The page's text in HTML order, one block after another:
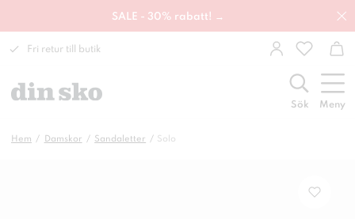
SALE - 30% rabatt! →
Fri retur till butik
Sök Meny
Hem Damskor Sandaletter Solo